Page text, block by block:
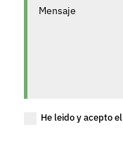
He leido y acepto el